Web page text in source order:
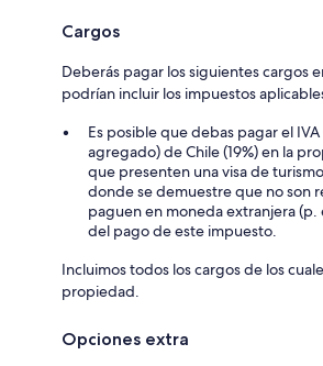
Cargos
Deberás pagar los siguientes cargos
podrían incluir los impuestos
Es posible que debas pagar el
agregado) de Chile (19%) en la
que presenten una visa de
donde se demuestre que no son
paguen en moneda extranjera (p.
del pago de este impuesto.
Incluimos todos los cargos de los
propiedad.
Opciones extra